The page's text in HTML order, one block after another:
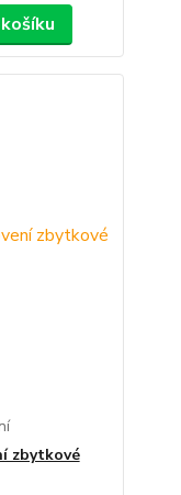
zbytkové